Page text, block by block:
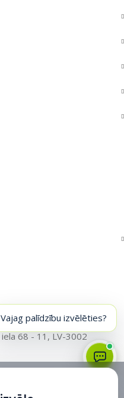
nr:LV43603092341
Banka:SEB AS
iela 68 - 11, LV-3002
Vajag palīdzību izvēlēties?